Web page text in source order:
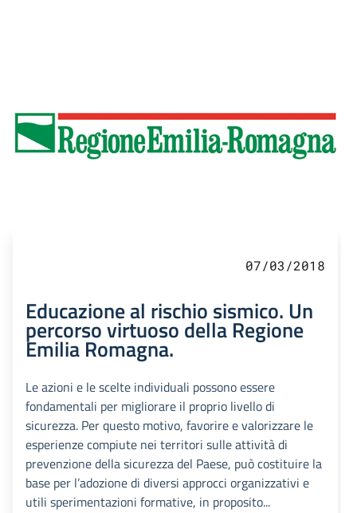
07/03/2018
Educazione al rischio sismico. Un
percorso virtuoso della Regione
Emilia Romagna.
Le azioni e le scelte individuali possono essere
fondamentali per migliorare il proprio livello di
sicurezza. Per questo motivo, favorire e valorizzare le
esperienze compiute nei territori sulle attività di
prevenzione della sicurezza del Paese, può costituire la
base per l’adozione di diversi approcci organizzativi e
utili sperimentazioni formative, in proposito...